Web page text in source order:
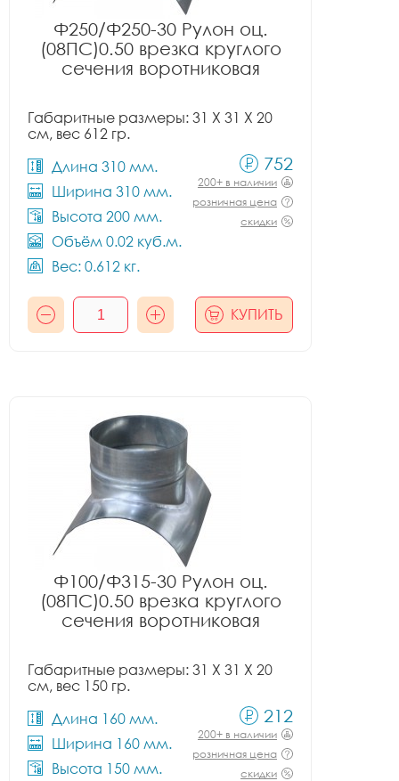
Ф250/Ф250-30 Рулон оц.
(08ПС)0.50 врезка круглого
сечения воротниковая
Габаритные размеры: 31 X 31 X 20
см, вес 612 гр.
Длина 310 мм.
Ширина 310 мм.
Высота 200 мм.
Объём 0.02 куб.м.
Вес: 0.612 кг.
752
200+ в наличии
розничная цена
скидки
КУПИТЬ
Ф100/Ф315-30 Рулон оц.
(08ПС)0.50 врезка круглого
сечения воротниковая
Габаритные размеры: 31 X 31 X 20
см, вес 150 гр.
Длина 160 мм.
Ширина 160 мм.
Высота 150 мм.
212
200+ в наличии
розничная цена
скидки